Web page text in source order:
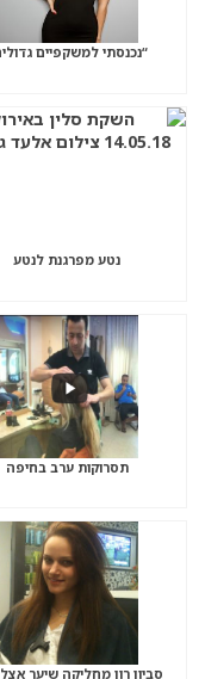
“נכנסתי למשקפיים
נטע מפרגנת לנטע
תסרוקות ערב בחיפה
סביון רון מחליקה שיער